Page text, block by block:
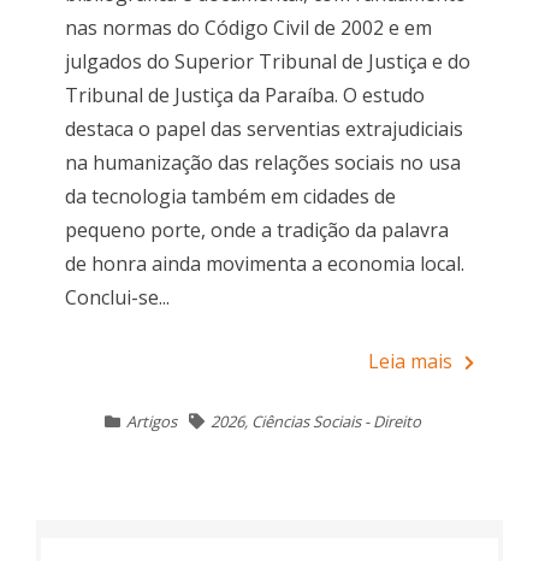
nas normas do Código Civil de 2002 e em
julgados do Superior Tribunal de Justiça e do
Tribunal de Justiça da Paraíba. O estudo
destaca o papel das serventias extrajudiciais
na humanização das relações sociais no usa
da tecnologia também em cidades de
pequeno porte, onde a tradição da palavra
de honra ainda movimenta a economia local.
Conclui-se...
Leia mais
Artigos 2026, Ciências Sociais - Direito